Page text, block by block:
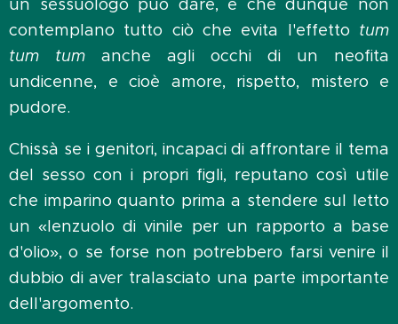
contemplano tutto ciò che evita l'effetto tum
tum tum anche agli occhi di un neofita
undicenne, e cioè amore, rispetto, mistero e
pudore.
Chissà se i genitori, incapaci di affrontare il tema
del sesso con i propri figli, reputano così utile
che imparino quanto prima a stendere sul letto
un «lenzuolo di vinile per un rapporto a base
d'olio», o se forse non potrebbero farsi venire il
dubbio di aver tralasciato una parte importante
dell'argomento.